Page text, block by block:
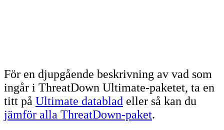
För en djupgående beskrivning av vad som
ingår i ThreatDown Ultimate-paketet, ta en
titt på Ultimate datablad eller så kan du
jämför alla ThreatDown-paket.